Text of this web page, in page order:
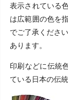
表示されている
は広範囲の色を
でご了承くださ
あります。
印刷などに伝統
ている日本の伝